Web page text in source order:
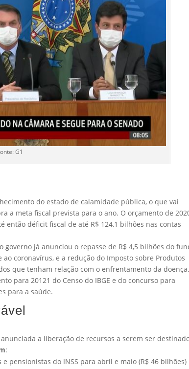
G1
do estado de calamidade pública, o que vai
a meta fiscal prevista para o ano. O orçamento de
então déficit fiscal de até R$ 124,1 bilhões nas contas
já anunciou o repasse de R$ 4,5 bilhões do
coronavírus, e a redução do Imposto sobre Produtos
que tenham relação com o enfrentamento da doença.
para 20121 do Censo do IBGE e do concurso para
para a saúde.
a liberação de recursos a serem ser
:
pensionistas do INSS para abril e maio (R$ 46 bilhões)